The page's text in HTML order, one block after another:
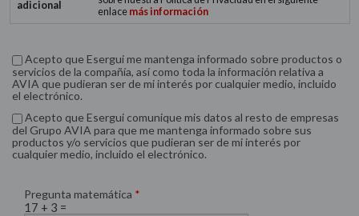
adicional
enlace más información
Acepto que Esergui me mantenga informado sobre productos o
servicios de la compañía, así como toda la información relativa a
AVIA que pudieran ser de mi interés por cualquier medio, incluido
el electrónico.
Acepto que Esergui comunique mis datos al resto de empresas
del Grupo AVIA para que me mantenga informado sobre sus
productos y/o servicios que pudieran ser de mi interés por
cualquier medio, incluido el electrónico.
Pregunta matemática *
17 + 3 =